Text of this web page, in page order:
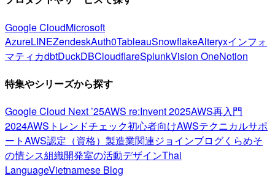
Google CloudMicrosoft
AzureLINEZendeskAuth0TableauSnowflakeAlteryxインフォ
マティカdbtDuckDBCloudflareSplunkVision OneNotion
特集やシリーズから探す
Google Cloud Next ’25AWS re:Invent 2025AWS再入門
2024AWSトレンドチェック初心者向けAWSテクニカルサポ
ートAWS認定（資格） 製造業関連ジョインブログくらめそ
の情シス組織開発室の活動デザインThai
LanguageVietnamese Blog